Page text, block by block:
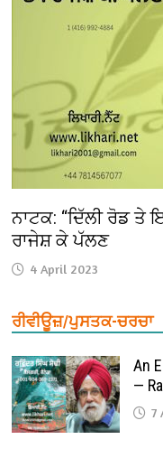
ਨਾਟਕ: “ਦਿੱਲੀ ਰੋਡ ਤੇ
ਰਾਜੇਸ਼ ਕੇ ਪੱਲਣ
4 April 2023
ਰੀਵੀਊਜ਼/ਪੁਸਤਕ-ਚਰਚਾ
An
—
7